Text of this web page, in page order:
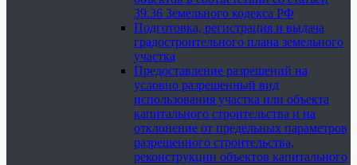
39.36 Земельного кодекса РФ
Подготовка, регистрация и выдача
градостроительного плана земельного
участка
Предоставление разрешений на
условно разрешенный вид
использования участка или объекта
капитального строительства и на
отклонение от предельных параметров
разрешенного строительства,
реконструкции объектов капитального